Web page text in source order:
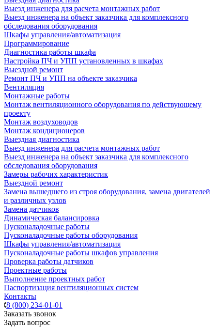
Выезд инженера для расчета монтажных работ
Выезд инженера на объект заказчика для комплексного
обследования оборудования
Шкафы управления/автоматизация
Программирование
Диагностика работы шкафа
Настройка ПЧ и УПП установленных в шкафах
Выездной ремонт
Ремонт ПЧ и УПП на объекте заказчика
Вентиляция
Монтажные работы
Монтаж вентиляционного оборудования по действующему
проекту
Монтаж воздуховодов
Монтаж кондиционеров
Выездная диагностика
Выезд инженера для расчета монтажных работ
Выезд инженера на объект заказчика для комплексного
обследования оборудования
Замеры рабочих характеристик
Выездной ремонт
Замена вышедшего из строя оборудования, замена двигателей
и различных узлов
Замена датчиков
Динамическая балансировка
Пусконаладочные работы
Пусконаладочные работы оборудования
Шкафы управления/автоматизация
Пусконаладочные работы шкафов управления
Проверка работы датчиков
Проектные работы
Выполнение проектных работ
Паспортизация вентиляционных систем
Контакты
8 (800) 234-01-01
Заказать звонок
Задать вопрос